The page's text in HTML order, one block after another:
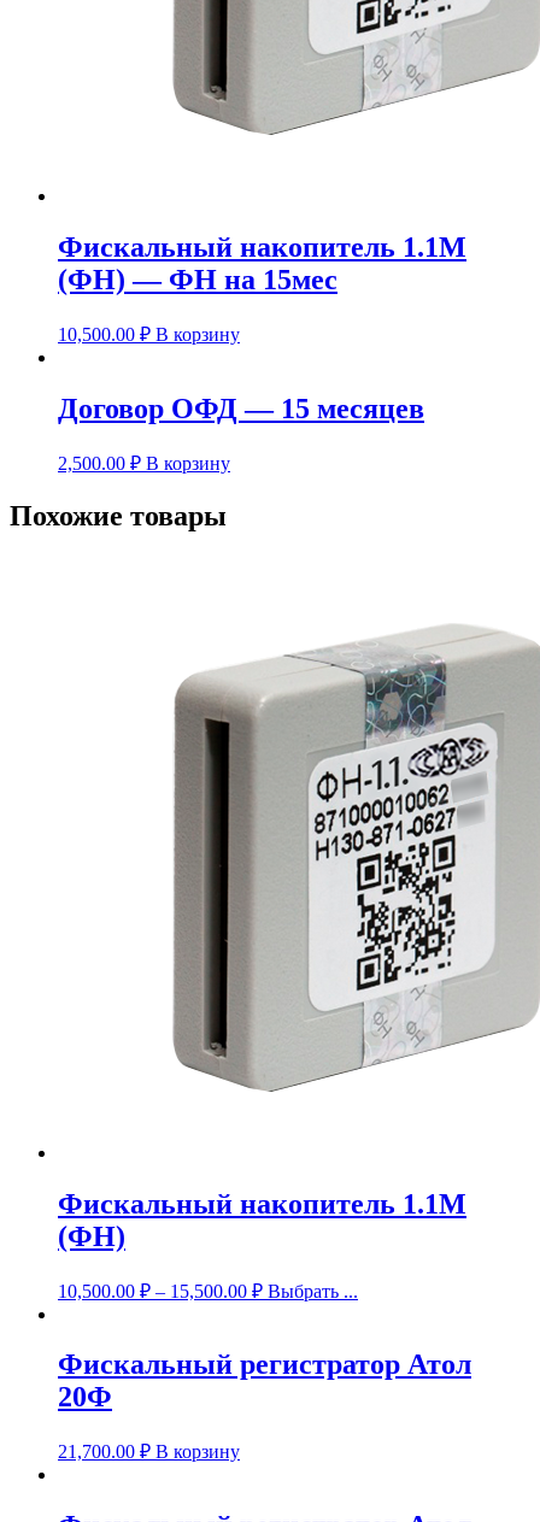
Фискальный накопитель 1.1М
(ФН) — ФН на 15мес
10,500.00 ₽ В корзину
Договор ОФД — 15 месяцев
2,500.00 ₽ В корзину
Похожие товары
Фискальный накопитель 1.1М
(ФН)
10,500.00 ₽ – 15,500.00 ₽ Выбрать ...
Фискальный регистратор Атол
20Ф
21,700.00 ₽ В корзину